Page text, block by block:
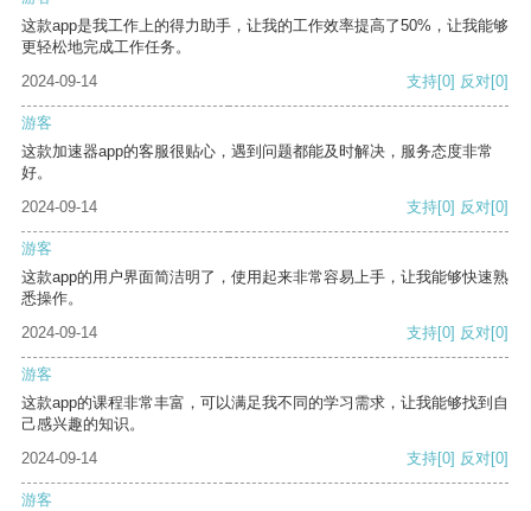
这款app是我工作上的得力助手，让我的工作效率提高了50%，让我能够
更轻松地完成工作任务。
2024-09-14
支持[0] 反对[0]
游客
这款加速器app的客服很贴心，遇到问题都能及时解决，服务态度非常
好。
2024-09-14
支持[0] 反对[0]
游客
这款app的用户界面简洁明了，使用起来非常容易上手，让我能够快速熟
悉操作。
2024-09-14
支持[0] 反对[0]
游客
这款app的课程非常丰富，可以满足我不同的学习需求，让我能够找到自
己感兴趣的知识。
2024-09-14
支持[0] 反对[0]
游客